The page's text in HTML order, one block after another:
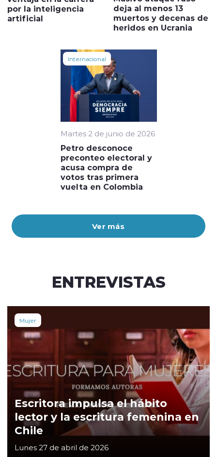
Ver más
por la inteligencia
artificial
deja al menos 13
muertos y decenas de
heridos en Ucrania
Internacional
Martes 2 de junio de 2026
Petro desconoce
preconteo electoral y
acusa compra de
votos tras primera
vuelta en Colombia
ENTREVISTAS
Mujer
Escritora impulsa el hábito
lector y la escritura femenina en
Chile
Lunes 27 de abril de 2026